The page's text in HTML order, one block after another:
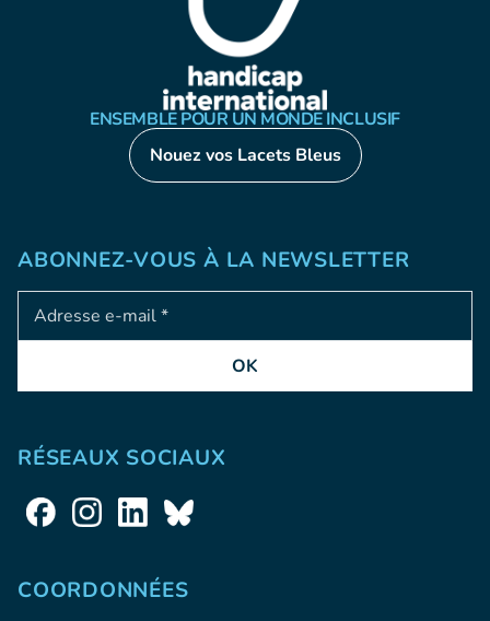
ENSEMBLE POUR UN MONDE INCLUSIF
Nouez vos Lacets Bleus
ABONNEZ-VOUS À LA NEWSLETTER
Adresse e-mail
OK
RÉSEAUX SOCIAUX
COORDONNÉES